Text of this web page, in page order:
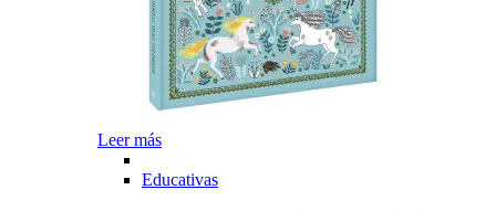
Leer más
Educativas